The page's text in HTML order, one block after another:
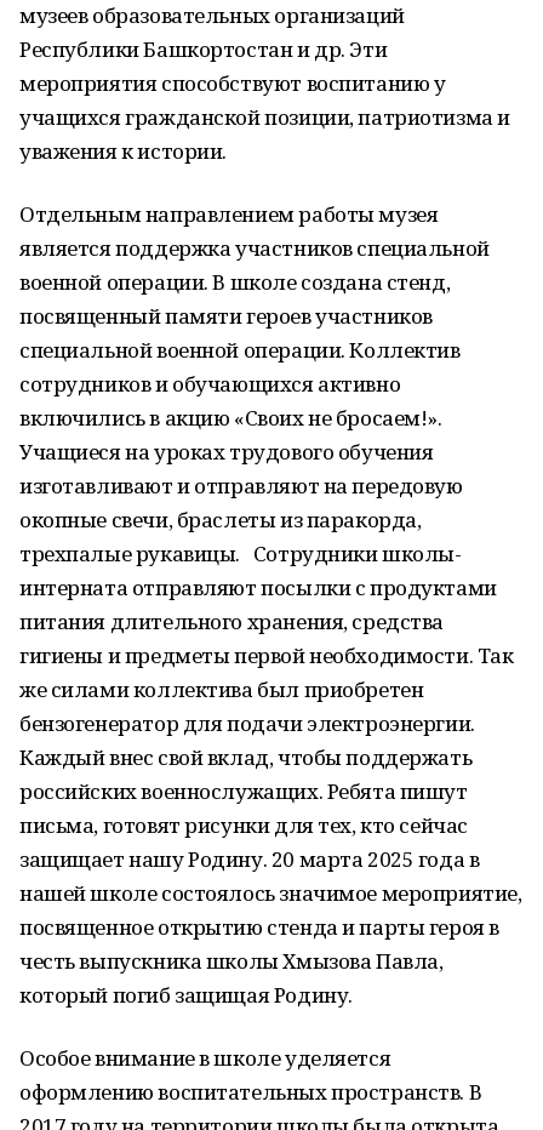
музеев образовательных организаций
Республики Башкортостан и др. Эти
мероприятия способствуют воспитанию у
учащихся гражданской позиции, патриотизма и
уважения к истории.
Отдельным направлением работы музея
является поддержка участников специальной
военной операции. В школе создана стенд,
посвященный памяти героев участников
специальной военной операции. Коллектив
сотрудников и обучающихся активно
включились в акцию «Своих не бросаем!».
Учащиеся на уроках трудового обучения
изготавливают и отправляют на передовую
окопные свечи, браслеты из паракорда,
трехпалые рукавицы. Сотрудники школы-
интерната отправляют посылки с продуктами
питания длительного хранения, средства
гигиены и предметы первой необходимости. Так
же силами коллектива был приобретен
бензогенератор для подачи электроэнергии.
Каждый внес свой вклад, чтобы поддержать
российских военнослужащих. Ребята пишут
письма, готовят рисунки для тех, кто сейчас
защищает нашу Родину. 20 марта 2025 года в
нашей школе состоялось значимое мероприятие,
посвященное открытию стенда и парты героя в
честь выпускника школы Хмызова Павла,
который погиб защищая Родину.
Особое внимание в школе уделяется
оформлению воспитательных пространств. В